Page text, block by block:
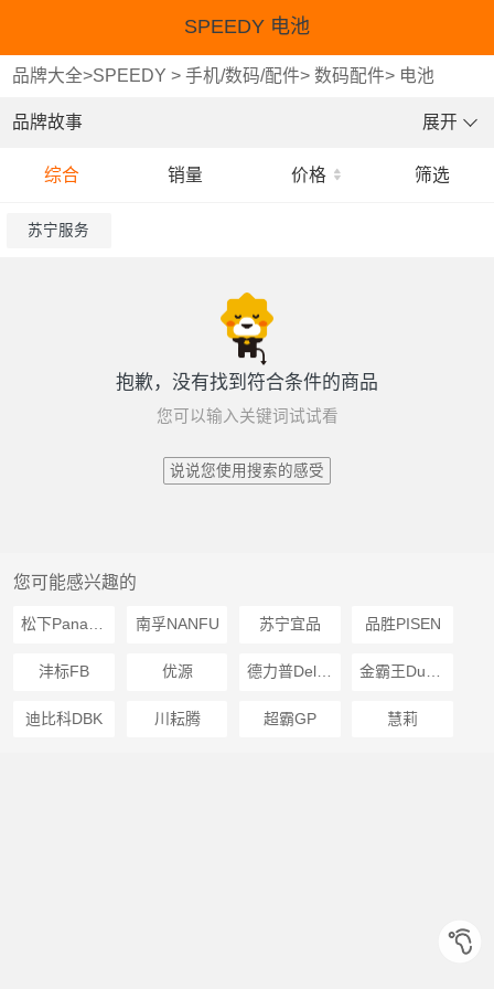
SPEEDY 电池
品牌大全>SPEEDY >手机/数码/配件>数码配件> 电池
品牌故事 展开
综合 销量 价格 筛选
苏宁服务
抱歉，没有找到符合条件的商品
您可以输入关键词试试看
说说您使用搜索的感受
您可能感兴趣的
南孚NANFU 苏宁宜品 品胜PISEN
沣标FB 优源 德力普Delipow
迪比科DBK 川耘腾 超霸GP 慧莉